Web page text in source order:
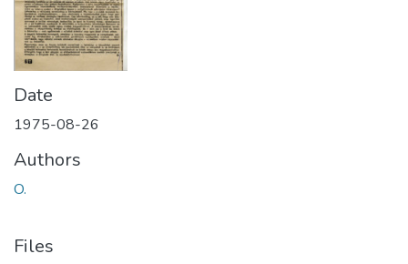
Date
1975-08-26
Authors
O.
Files